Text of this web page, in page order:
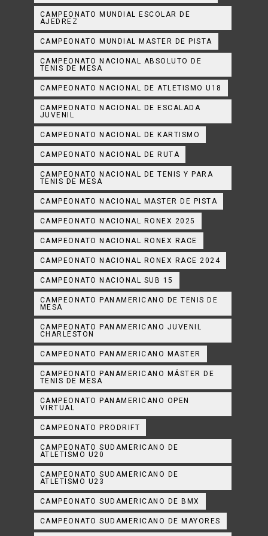
CAMPEONATO MUNDIAL ESCOLAR DE
AJEDREZ
CAMPEONATO MUNDIAL MASTER DE PISTA
CAMPEONATO NACIONAL ABSOLUTO DE
TENIS DE MESA
CAMPEONATO NACIONAL DE ATLETISMO U18
CAMPEONATO NACIONAL DE ESCALADA
JUVENIL
CAMPEONATO NACIONAL DE KARTISMO
CAMPEONATO NACIONAL DE RUTA
CAMPEONATO NACIONAL DE TENIS Y PARA
TENIS DE MESA
CAMPEONATO NACIONAL MASTER DE PISTA
CAMPEONATO NACIONAL RONEX 2025
CAMPEONATO NACIONAL RONEX RACE
CAMPEONATO NACIONAL RONEX RACE 2024
CAMPEONATO NACIONAL SUB 15
CAMPEONATO PANAMERICANO DE TENIS DE
MESA
CAMPEONATO PANAMERICANO JUVENIL
CHARLESTON
CAMPEONATO PANAMERICANO MASTER
CAMPEONATO PANAMERICANO MÁSTER DE
TENIS DE MESA
CAMPEONATO PANAMERICANO OPEN
VIRTUAL
CAMPEONATO PRODRIFT
CAMPEONATO SUDAMERICANO DE
ATLETISMO U20
CAMPEONATO SUDAMERICANO DE
ATLETISMO U23
CAMPEONATO SUDAMERICANO DE BMX
CAMPEONATO SUDAMERICANO DE MAYORES